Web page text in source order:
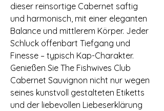
dieser reinsortige Cabernet saftig
und harmonisch, mit einer eleganten
Balance und mittlerem Körper. Jeder
Schluck offenbart Tiefgang und
Finesse – typisch Kap-Charakter.
Genießen Sie The Fishwives Club
Cabernet Sauvignon nicht nur wegen
seines kunstvoll gestalteten Etiketts
und der liebevollen Liebeserklärung